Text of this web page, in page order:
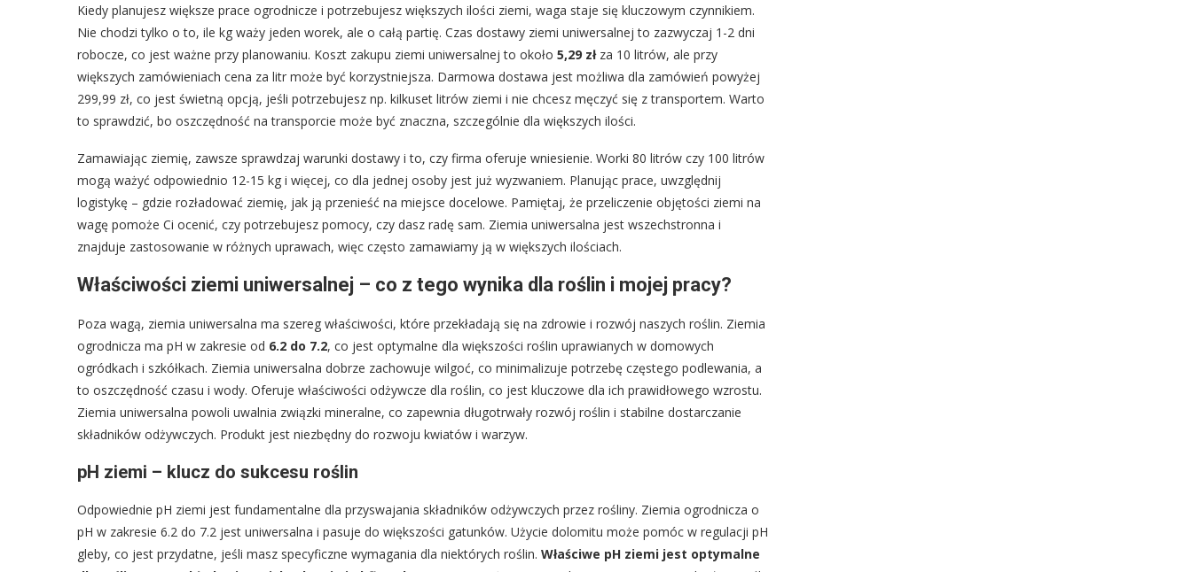
Kiedy planujesz większe prace ogrodnicze i potrzebujesz większych ilości ziemi, waga staje się kluczowym czynnikiem.
Nie chodzi tylko o to, ile kg waży jeden worek, ale o całą partię. Czas dostawy ziemi uniwersalnej to zazwyczaj 1-2 dni
robocze, co jest ważne przy planowaniu. Koszt zakupu ziemi uniwersalnej to około 5,29 złza 10 litrów, ale przy
większych zamówieniach cena za litr może być korzystniejsza. Darmowa dostawa jest możliwa dla zamówień powyżej
299,99 zł, co jest świetną opcją, jeśli potrzebujesz np. kilkuset litrów ziemi i nie chcesz męczyć się z transportem. Warto
to sprawdzić, bo oszczędność na transporcie może być znaczna, szczególnie dla większych ilości.
Zamawiając ziemię, zawsze sprawdzaj warunki dostawy i to, czy firma oferuje wniesienie. Worki 80 litrów czy 100 litrów
mogą ważyć odpowiednio 12-15 kg i więcej, co dla jednej osoby jest już wyzwaniem. Planując prace, uwzględnij
logistykę – gdzie rozładować ziemię, jak ją przenieść na miejsce docelowe. Pamiętaj, że przeliczenie objętości ziemi na
wagę pomoże Ci ocenić, czy potrzebujesz pomocy, czy dasz radę sam. Ziemia uniwersalna jest wszechstronna i
znajduje zastosowanie w różnych uprawach, więc często zamawiamy ją w większych ilościach.
Właściwości ziemi uniwersalnej – co z tego wynika dla roślin i mojej pracy?
Poza wagą, ziemia uniwersalna ma szereg właściwości, które przekładają się na zdrowie i rozwój naszych roślin. Ziemia
ogrodnicza ma pH w zakresie od 6.2 do 7.2, co jest optymalne dla większości roślin uprawianych w domowych
ogródkach i szkółkach. Ziemia uniwersalna dobrze zachowuje wilgoć, co minimalizuje potrzebę częstego podlewania, a
to oszczędność czasu i wody. Oferuje właściwości odżywcze dla roślin, co jest kluczowe dla ich prawidłowego wzrostu.
Ziemia uniwersalna powoli uwalnia związki mineralne, co zapewnia długotrwały rozwój roślin i stabilne dostarczanie
składników odżywczych. Produkt jest niezbędny do rozwoju kwiatów i warzyw.
pH ziemi – klucz do sukcesu roślin
Odpowiednie pH ziemi jest fundamentalne dla przyswajania składników odżywczych przez rośliny. Ziemia ogrodnicza o
pH w zakresie 6.2 do 7.2 jest uniwersalna i pasuje do większości gatunków. Użycie dolomitu może pomóc w regulacji pH
gleby, co jest przydatne, jeśli masz specyficzne wymagania dla niektórych roślin. Właściwe pH ziemi jest optymalne